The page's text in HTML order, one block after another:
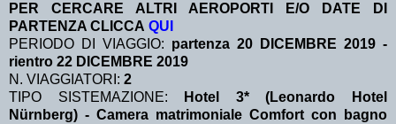
PER CERCARE ALTRI AEROPORTI E/O DATE DI
PARTENZA CLICCA QUI
PERIODO DI VIAGGIO: partenza 20 DICEMBRE 2019 -
rientro 22 DICEMBRE 2019
N. VIAGGIATORI: 2
TIPO SISTEMAZIONE:
Hotel 3* (Leonardo Hotel
Nürnberg) - Camera matrimoniale Comfort con bagno